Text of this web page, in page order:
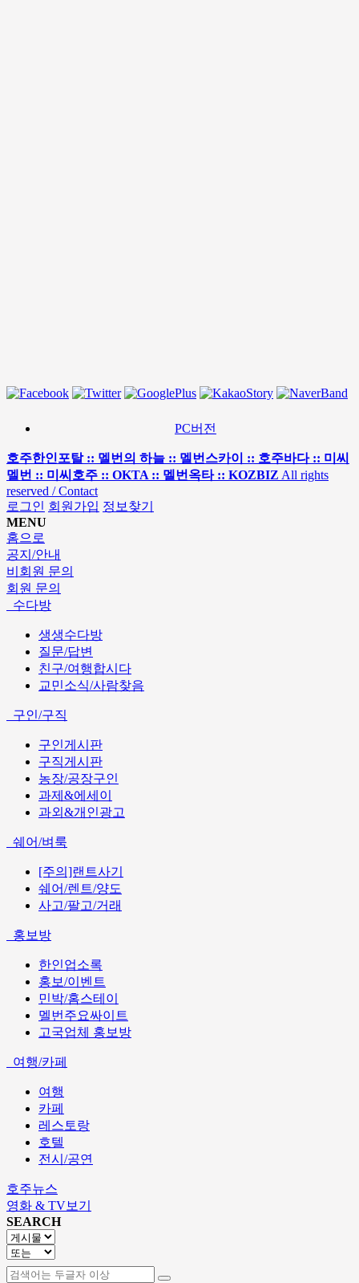
PC버전
호주한인포탈 :: 멜번의 하늘 :: 멜번스카이 :: 호주바다 :: 미씨
멜번 :: 미씨호주 :: OKTA :: 멜번옥타 :: KOZBIZ All rights
reserved / Contact
로그인 회원가입 정보찾기
MENU
홈으로
공지/안내
비회원 문의
회원 문의
수다방
생생수다방
질문/답변
친구/여행합시다
교민소식/사람찾음
구인/구직
구인게시판
구직게시판
농장/공장구인
과제&에세이
과외&개인광고
쉐어/벼룩
[주의]랜트사기
쉐어/렌트/양도
사고/팔고/거래
홍보방
한인업소록
홍보/이벤트
민박/홈스테이
멜번주요싸이트
고국업체 홍보방
여행/카페
여행
카페
레스토랑
호텔
전시/공연
호주뉴스
영화 & TV보기
SEARCH